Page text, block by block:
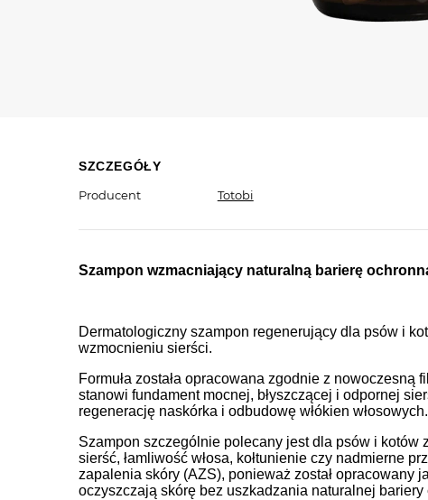
SZCZEGÓŁY
Producent
Totobi
Szampon wzmacniający naturalną barierę
Dermatologiczny szampon regenerujący dla psów i
wzmocnieniu sierści.
Formuła została opracowana zgodnie z nowoczesną
stanowi fundament mocnej, błyszczącej i odpornej
regenerację naskórka i odbudowę włókien włosowych.
Szampon szczególnie polecany jest dla psów i kotów
sierść, łamliwość włosa, kołtunienie czy nadmierne
zapalenia skóry (AZS), ponieważ został opracowany
oczyszczają skórę bez uszkadzania naturalnej